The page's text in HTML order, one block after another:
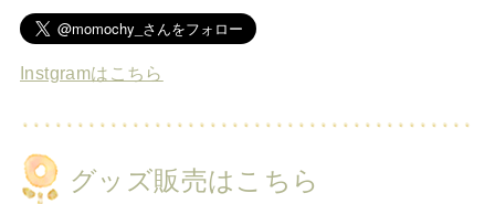
Instgramはこちら
グッズ販売はこちら